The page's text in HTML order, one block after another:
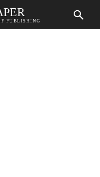
PUBLISHING